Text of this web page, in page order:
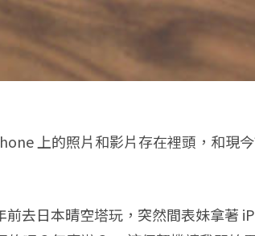
上的照片和影片存在裡頭，和現
前去日本晴空塔玩，突然間表妹拿著